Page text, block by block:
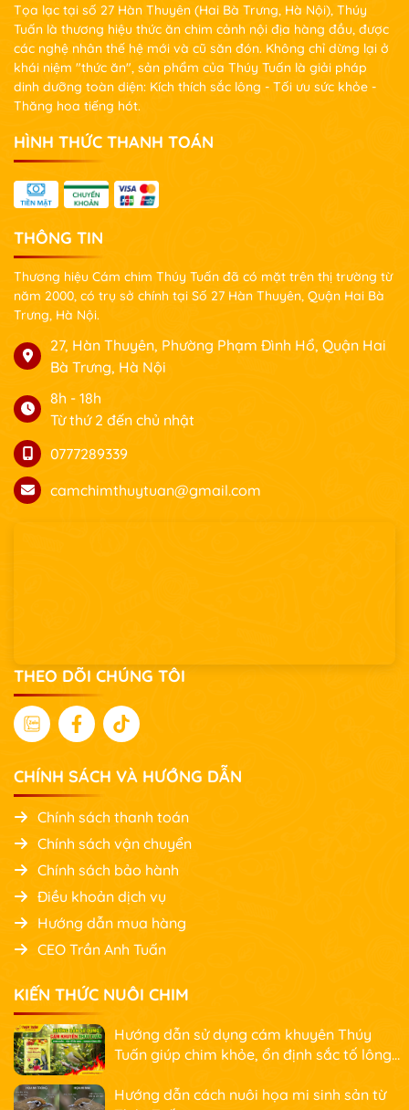
Tọa lạc tại số 27 Hàn Thuyên (Hai Bà Trưng, Hà Nội), Thúy
Tuấn là thương hiệu thức ăn chim cảnh nội địa hàng đầu, được
các nghệ nhân thế hệ mới và cũ săn đón. Không chỉ dừng lại ở
khái niệm "thức ăn", sản phẩm của Thúy Tuấn là giải pháp
dinh dưỡng toàn diện: Kích thích sắc lông - Tối ưu sức khỏe -
Thăng hoa tiếng hót.
HÌNH THỨC THANH TOÁN
THÔNG TIN
Thương hiệu Cám chim Thúy Tuấn đã có mặt trên thị trường từ
năm 2000, có trụ sở chính tại Số 27 Hàn Thuyên, Quận Hai Bà
Trưng, Hà Nội.
27, Hàn Thuyên, Phường Phạm Đình Hổ, Quận Hai
Bà Trưng, Hà Nội
8h - 18h
Từ thứ 2 đến chủ nhật
0777289339
camchimthuytuan@gmail.com
THEO DÕI CHÚNG TÔI
CHÍNH SÁCH VÀ HƯỚNG DẪN
Chính sách thanh toán
Chính sách vận chuyển
Chính sách bảo hành
Điều khoản dịch vụ
Hướng dẫn mua hàng
CEO Trần Anh Tuấn
KIẾN THỨC NUÔI CHIM
Hướng dẫn sử dụng cám khuyên Thúy
Tuấn giúp chim khỏe, ổn định sắc tố lông
Hướng dẫn cách nuôi họa mi sinh sản từ